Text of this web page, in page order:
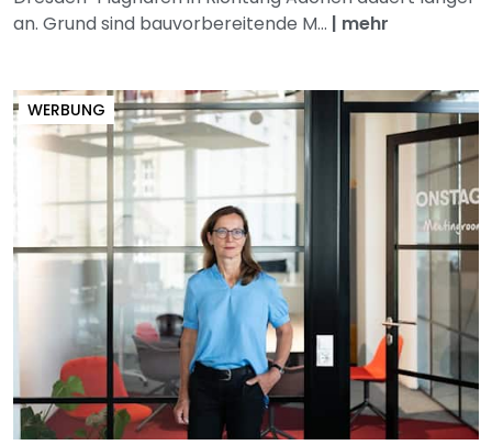
an. Grund sind bauvorbereitende M... | mehr
WERBUNG